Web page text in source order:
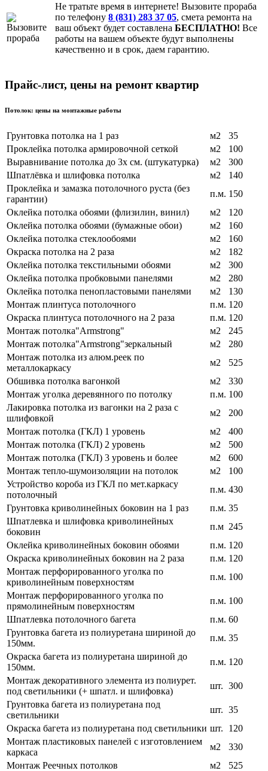
Не тратьте время в интернете! Вызовите прораба
по телефону 8 (831) 283 37 05, смета ремонта на
ваш объект будет составлена БЕСПЛАТНО! Все
работы на вашем объекте будут выполнены
качественно и в срок, даем гарантию.
Прайс-лист, цены на ремонт квартир
Потолок: цены на монтажные работы
Грунтовка потолка на 1 раз м2
35
Проклейка потолка армировочной сеткой
м2
100
Выравнивание потолка до 3х см. (штукатурка)
м2
300
Шпатлёвка и шлифовка потолка
м2
140
Проклейка и замазка потолочного руста (без
гарантии)
п.м. 150
Оклейка потолка обоями (флизилин, винил)
м2
120
Оклейка потолка обоями (бумажные обои)
м2
160
Оклейка потолка стеклообоями
м2
160
Окраска потолка на 2 раза
м2
182
Оклейка потолка текстильными обоями
м2
300
Оклейка потолка пробковыми панелями
м2
280
Оклейка потолка пенопластовыми панелями
м2
130
Монтаж плинтуса потолочного
п.м. 120
Окраска плинтуса потолочного на 2 раза
п.м. 120
Монтаж потолка"Armstrong"
м2
245
Монтаж потолка"Armstrong"зеркальный
м2
280
Монтаж потолка из алюм.реек по
металлокаркасу
м2
525
Обшивка потолка вагонкой
м2
330
Монтаж уголка деревянного по потолку
п.м. 100
Лакировка потолка из вагонки на 2 раза с
шлифовкой
м2
200
Монтаж потолка (ГКЛ) 1 уровень
м2
400
Монтаж потолка (ГКЛ) 2 уровень
м2
500
Монтаж потолка (ГКЛ) 3 уровень и более
м2
600
Монтаж тепло-шумоизоляции на потолок
м2
100
Устройство короба из ГКЛ по мет.каркасу
потолочный
п.м. 430
Грунтовка криволинейных боковин на 1 раз
п.м. 35
Шпатлевка и шлифовка криволинейных
боковин
п.м 245
Оклейка криволинейных боковин обоями
п.м. 120
Окраска криволинейных боковин на 2 раза
п.м. 120
Монтаж перфорированного уголка по
криволинейным поверхностям
п.м. 100
Монтаж перфорированного уголка по
прямолинейным поверхностям
п.м. 100
Шпатлевка потолочного багета
п.м. 60
Грунтовка багета из полиуретана шириной до
150мм.
п.м. 35
Окраска багета из полиуретана шириной до
150мм.
п.м. 120
Монтаж декоративного элемента из полиурет.
под светильники (+ шпатл. и шлифовка)
шт. 300
Грунтовка багета из полиуретана под
светильники
шт. 35
Окраска багета из полиуретана под светильники шт.
120
Монтаж пластиковых панелей с изготовлением
каркаса
м2
330
Монтаж Реечных потолков
м2
525